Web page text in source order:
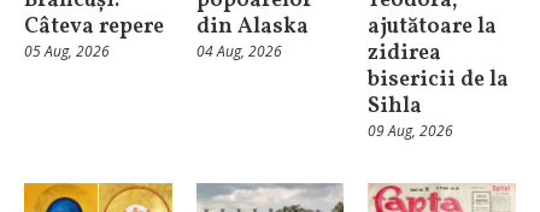
Câteva repere
05 Aug, 2026
din Alaska
04 Aug, 2026
ajutătoare la
zidirea
bisericii de la
Sihla
09 Aug, 2026